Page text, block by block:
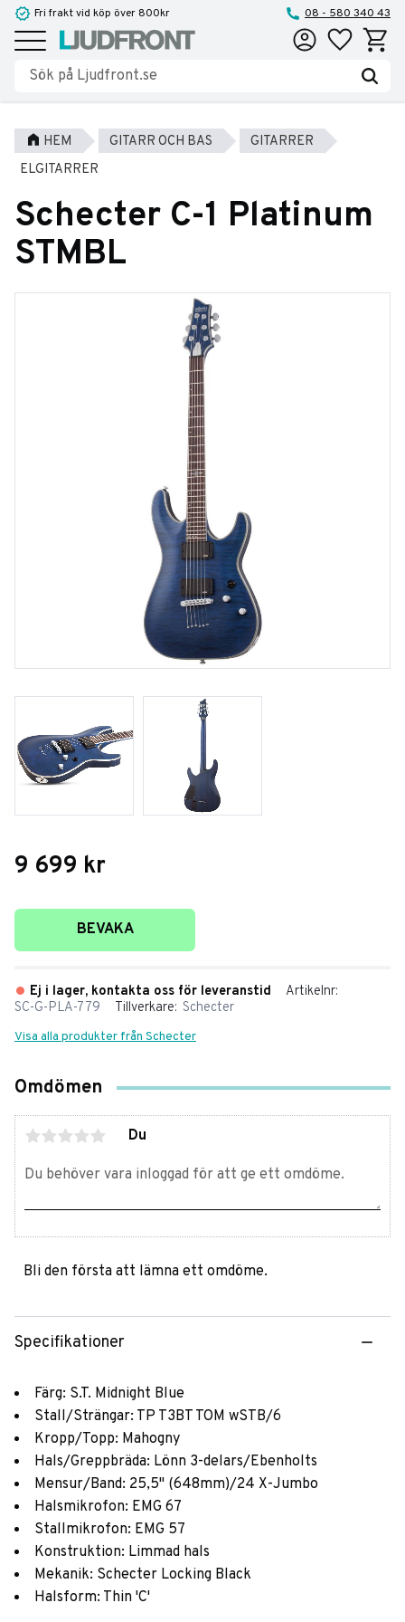
Meny
Fri frakt vid köp över 800kr 08 - 580 340 43
Favoriter
HEM GITARR OCH BAS
GITARRER
ELGITARRER
Schecter C-1 Platinum
STMBL
9 699 kr
Lägg till i favoriter
BEVAKA
Ej i lager, kontakta oss för leveranstid
Artikelnr
SC-G-PLA-779
Tillverkare Schecter
Visa alla produkter från Schecter
Omdömen
Du
Bli den första att lämna ett omdöme.
Specifikationer
Färg: S.T. Midnight Blue
Stall/Strängar: TP T3BT TOM wSTB/6
Kropp/Topp: Mahogny
Hals/Greppbräda: Lönn 3-delars/Ebenholts
Mensur/Band: 25,5" (648mm)/24 X-Jumbo
Halsmikrofon: EMG 67
Stallmikrofon: EMG 57
Konstruktion: Limmad hals
Mekanik: Schecter Locking Black
Halsform: Thin 'C'